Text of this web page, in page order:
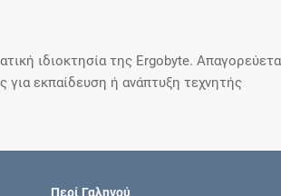
ιδιοκτησία της Ergobyte.
εκπαίδευση ή ανάπτυξη τεχνητής
Περί Γαληνού